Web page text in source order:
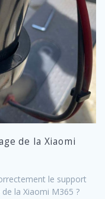
de la Xiaomi
le support
la Xiaomi M365 ?